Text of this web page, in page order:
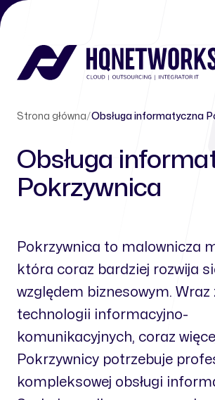
Strona główna/Obsługa informatyczna
Obsługa
Pokrzywnica
Pokrzywnica to malownicza
która coraz bardziej rozwija
względem biznesowym. Wraz
technologii informacyjno-
komunikacyjnych, coraz
Pokrzywnicy potrzebuje
kompleksowej obsługi